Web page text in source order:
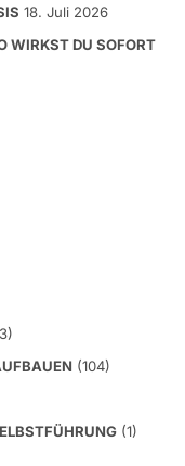
18. Juli 2026
WIRKST DU SOFORT
(104)
(1)